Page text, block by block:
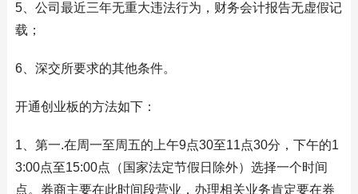
5、公司最近三年无重大违法行为，财务会计报告无虚假记
载；
6、深交所要求的其他条件。
开通创业板的方法如下：
1、第一.在周一至周五的上午9点30至11点30分，下午的1
3:00点至15:00点（国家法定节假日除外）选择一个时间
点。券商主要在此时间段营业，办理相关业务肯定要在券